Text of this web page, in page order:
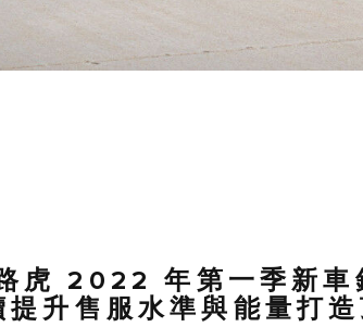
虎 2022 年第一季新車
升售服水準與能量打